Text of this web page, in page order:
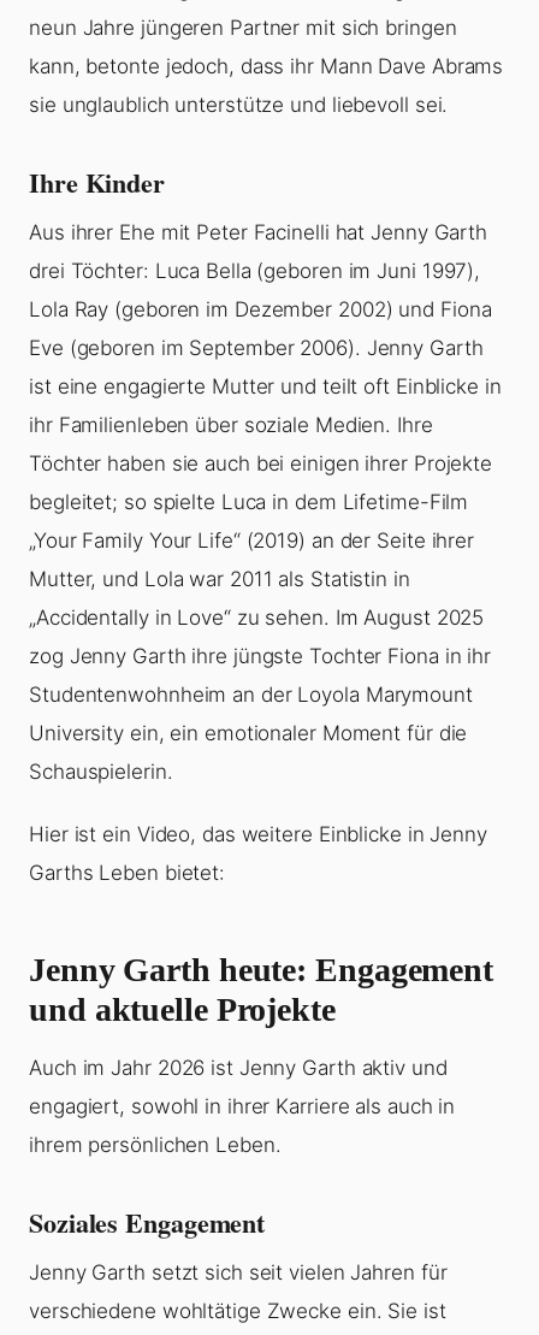
neun Jahre jüngeren Partner mit sich bringen
kann, betonte jedoch, dass ihr Mann Dave Abrams
sie unglaublich unterstütze und liebevoll sei.
Ihre Kinder
Aus ihrer Ehe mit Peter Facinelli hat Jenny Garth
drei Töchter: Luca Bella (geboren im Juni 1997),
Lola Ray (geboren im Dezember 2002) und Fiona
Eve (geboren im September 2006). Jenny Garth
ist eine engagierte Mutter und teilt oft Einblicke in
ihr Familienleben über soziale Medien. Ihre
Töchter haben sie auch bei einigen ihrer Projekte
begleitet; so spielte Luca in dem Lifetime-Film
„Your Family Your Life“ (2019) an der Seite ihrer
Mutter, und Lola war 2011 als Statistin in
„Accidentally in Love“ zu sehen. Im August 2025
zog Jenny Garth ihre jüngste Tochter Fiona in ihr
Studentenwohnheim an der Loyola Marymount
University ein, ein emotionaler Moment für die
Schauspielerin.
Hier ist ein Video, das weitere Einblicke in Jenny
Garths Leben bietet:
Jenny Garth heute: Engagement
und aktuelle Projekte
Auch im Jahr 2026 ist Jenny Garth aktiv und
engagiert, sowohl in ihrer Karriere als auch in
ihrem persönlichen Leben.
Soziales Engagement
Jenny Garth setzt sich seit vielen Jahren für
verschiedene wohltätige Zwecke ein. Sie ist